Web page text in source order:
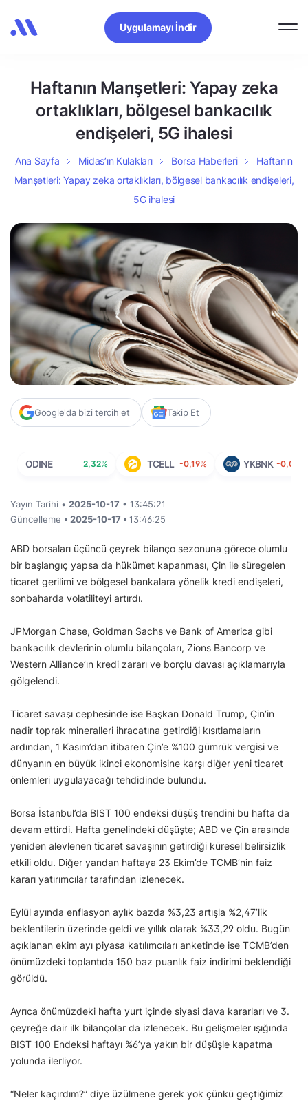
Uygulamayı İndir
Haftanın Manşetleri: Yapay zeka
ortaklıkları, bölgesel bankacılık
endişeleri, 5G ihalesi
Ana Sayfa Midas’ın Kulakları Borsa Haberleri
Haftanın
Manşetleri: Yapay zeka ortaklıkları, bölgesel bankacılık endişeleri,
5G ihalesi
Google'da bizi tercih et Takip Et
ODINE 2,32% TCELL -0,19% YKBNK -0,06%
Yayın Tarihi • 2025-10-17 • 13:45:21
Güncelleme • 2025-10-17 • 13:46:25
ABD borsaları üçüncü çeyrek bilanço sezonuna görece olumlu
bir başlangıç yapsa da hükümet kapanması, Çin ile süregelen
ticaret gerilimi ve bölgesel bankalara yönelik kredi endişeleri,
sonbaharda volatiliteyi artırdı.
JPMorgan Chase, Goldman Sachs ve Bank of America gibi
bankacılık devlerinin olumlu bilançoları, Zions Bancorp ve
Western Alliance’ın kredi zararı ve borçlu davası açıklamarıyla
gölgelendi.
Ticaret savaşı cephesinde ise Başkan Donald Trump, Çin’in
nadir toprak mineralleri ihracatına getirdiği kısıtlamaların
ardından, 1 Kasım’dan itibaren Çin’e %100 gümrük vergisi ve
dünyanın en büyük ikinci ekonomisine karşı diğer yeni ticaret
önlemleri uygulayacağı tehdidinde bulundu.
Borsa İstanbul’da BIST 100 endeksi düşüş trendini bu hafta da
devam ettirdi. Hafta genelindeki düşüşte; ABD ve Çin arasında
yeniden alevlenen ticaret savaşının getirdiği küresel belirsizlik
etkili oldu. Diğer yandan haftaya 23 Ekim’de TCMB’nin faiz
kararı yatırımcılar tarafından izlenecek.
Eylül ayında enflasyon aylık bazda %3,23 artışla %2,47’lik
beklentilerin üzerinde geldi ve yıllık olarak %33,29 oldu. Bugün
açıklanan ekim ayı piyasa katılımcıları anketinde ise TCMB’den
önümüzdeki toplantıda 150 baz puanlık faiz indirimi beklendiği
görüldü.
Ayrıca önümüzdeki hafta yurt içinde siyasi dava kararları ve 3.
çeyreğe dair ilk bilançolar da izlenecek. Bu gelişmeler ışığında
BIST 100 Endeksi haftayı %6’ya yakın bir düşüşle kapatma
yolunda ilerliyor.
“Neler kaçırdım?” diye üzülmene gerek yok çünkü geçtiğimiz